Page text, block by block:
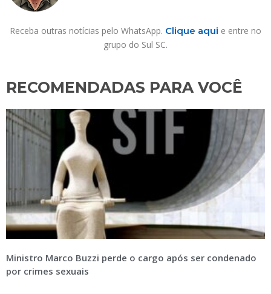
Receba outras notícias pelo WhatsApp. Clique aqui e entre no
grupo do Sul SC.
RECOMENDADAS PARA VOCÊ​
Ministro Marco Buzzi perde o cargo após ser condenado
por crimes sexuais